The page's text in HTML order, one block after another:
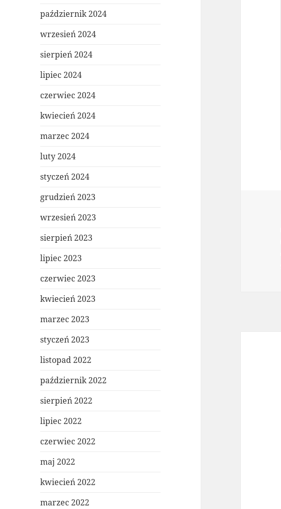
październik 2024
wrzesień 2024
sierpień 2024
lipiec 2024
czerwiec 2024
kwiecień 2024
marzec 2024
luty 2024
styczeń 2024
grudzień 2023
wrzesień 2023
sierpień 2023
lipiec 2023
czerwiec 2023
kwiecień 2023
marzec 2023
styczeń 2023
listopad 2022
październik 2022
sierpień 2022
lipiec 2022
czerwiec 2022
maj 2022
kwiecień 2022
marzec 2022